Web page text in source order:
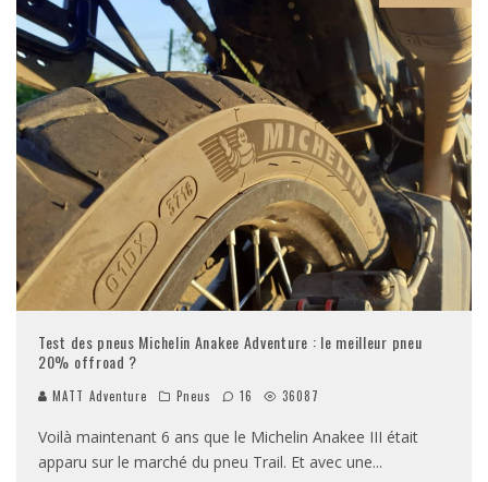
Test des pneus Michelin Anakee Adventure : le meilleur pneu
20% offroad ?
MATT Adventure Pneus 16 36087
Voilà maintenant 6 ans que le Michelin Anakee III était
apparu sur le marché du pneu Trail. Et avec une...